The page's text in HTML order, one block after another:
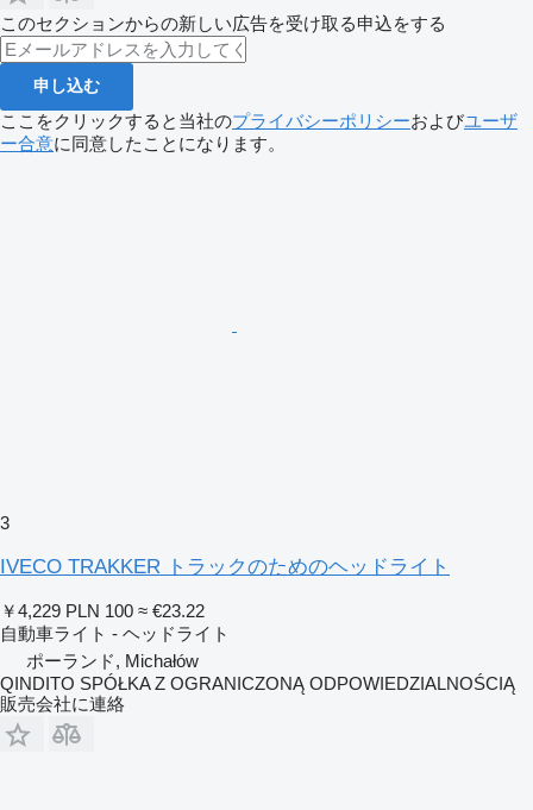
このセクションからの新しい広告を受け取る申込をする
申し込む
ここをクリックすると当社のプライバシーポリシーおよびユーザ
ー合意に同意したことになります。
3
IVECO TRAKKER トラックのためのヘッドライト
￥4,229 PLN 100 ≈ €23.22
自動車ライト - ヘッドライト
ポーランド, Michałów
QINDITO SPÓŁKA Z OGRANICZONĄ ODPOWIEDZIALNOŚCIĄ
販売会社に連絡